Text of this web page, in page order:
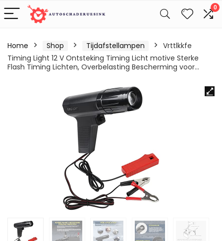
0
Home Shop Tijdafstellampen
Vrttlkkfe
Timing Light 12 V Ontsteking Timing Licht motive Sterke
Flash Timing Lichten, Overbelasting Bescherming voor…